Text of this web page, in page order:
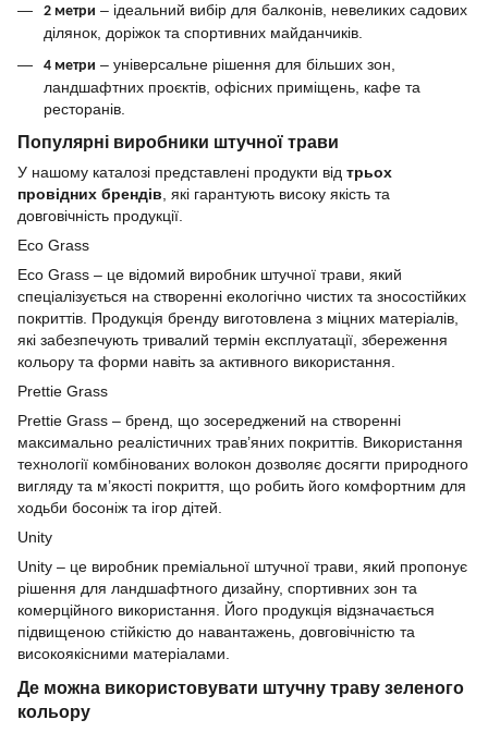
2 метри – ідеальний вибір для балконів, невеликих садових
ділянок, доріжок та спортивних майданчиків.
4 метри – універсальне рішення для більших зон,
ландшафтних проєктів, офісних приміщень, кафе та
ресторанів.
Популярні виробники штучної трави
У нашому каталозі представлені продукти від трьох
провідних брендів, які гарантують високу якість та
довговічність продукції.
Eco Grass
Eco Grass – це відомий виробник штучної трави, який
спеціалізується на створенні екологічно чистих та зносостійких
покриттів. Продукція бренду виготовлена з міцних матеріалів,
які забезпечують тривалий термін експлуатації, збереження
кольору та форми навіть за активного використання.
Prettie Grass
Prettie Grass – бренд, що зосереджений на створенні
максимально реалістичних трав’яних покриттів. Використання
технології комбінованих волокон дозволяє досягти природного
вигляду та м’якості покриття, що робить його комфортним для
ходьби босоніж та ігор дітей.
Unity
Unity – це виробник преміальної штучної трави, який пропонує
рішення для ландшафтного дизайну, спортивних зон та
комерційного використання. Його продукція відзначається
підвищеною стійкістю до навантажень, довговічністю та
високоякісними матеріалами.
Де можна використовувати штучну траву зеленого
кольору